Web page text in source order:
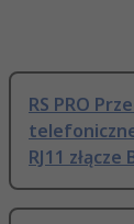
RS PRO
RJ11